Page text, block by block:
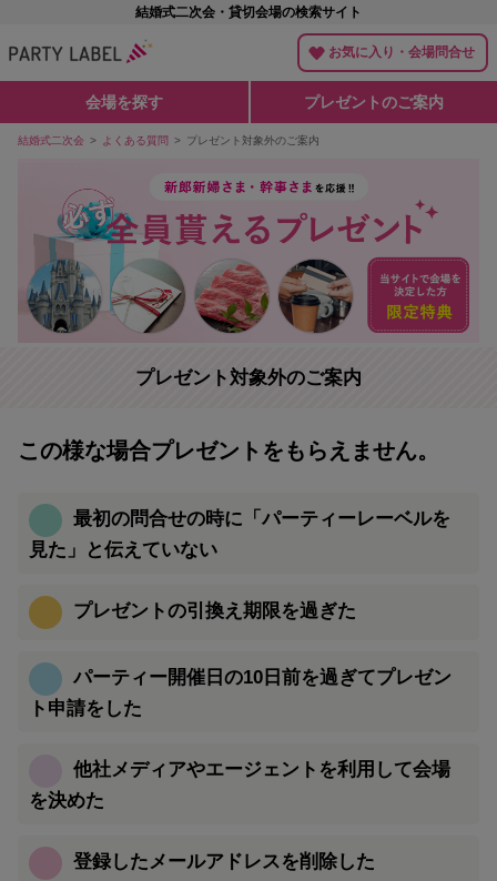
結婚式二次会・貸切会場の検索サイト
お気に入り・会場問合せ
会場を探す プレゼントのご案内
結婚式二次会 よくある質問 プレゼント対象外のご案内
プレゼント対象外のご案内
この様な場合プレゼントをもらえません。
最初の問合せの時に「パーティーレーベルを
見た」と伝えていない
プレゼントの引換え期限を過ぎた
パーティー開催日の10日前を過ぎてプレゼン
ト申請をした
他社メディアやエージェントを利用して会場
を決めた
登録したメールアドレスを削除した